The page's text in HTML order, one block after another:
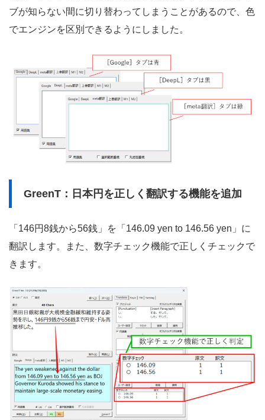
ブが知らない間に切り替わってしまうことがあるので、色
でエンジンを区別できるようにしました。
GreenT：日本円を正しく翻訳する機能を追加
「146円8銭から56銭」を「146.09 yen to 146.56 yen」に
翻訳します。また、数字チェック機能で正しくチェックで
きます。